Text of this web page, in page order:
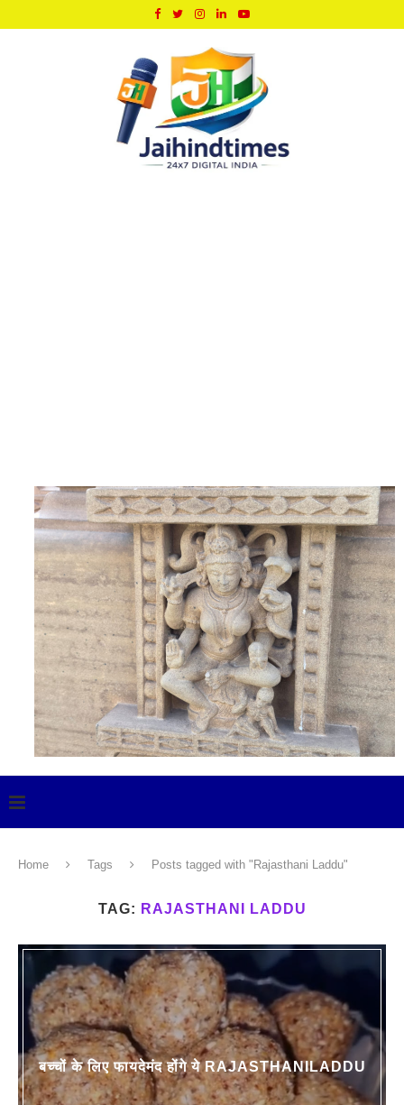
Home Tags Posts tagged with "Rajasthani Laddu"
TAG: RAJASTHANI LADDU
बच्चों के लिए फायदेमंद होंगे ये RAJASTHANILADDU